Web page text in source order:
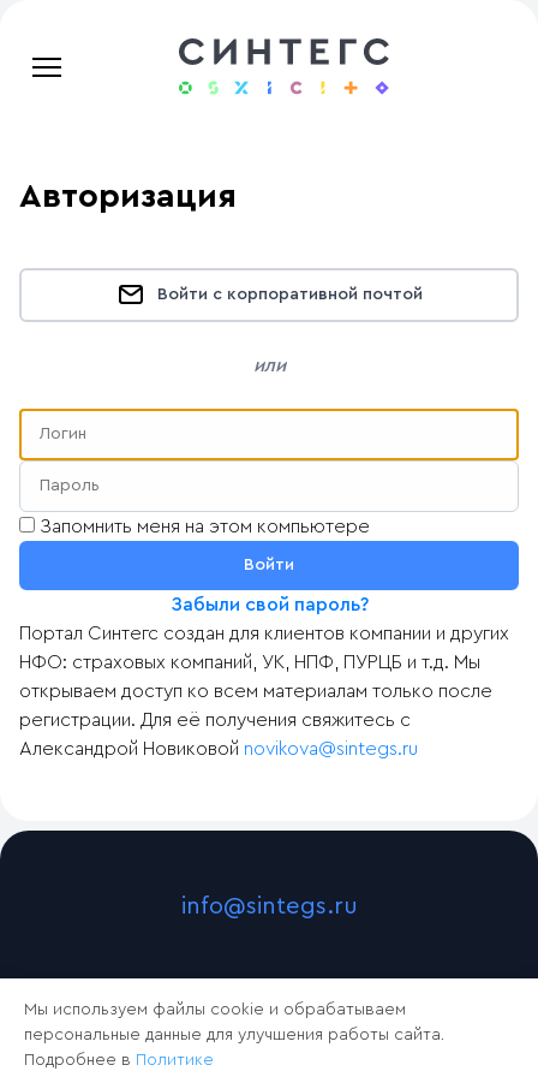
Авторизация
Войти с корпоративной почтой
или
Запомнить меня на этом компьютере
Забыли свой пароль?
Портал Синтегс создан для клиентов компании и других
НФО: страховых компаний, УК, НПФ, ПУРЦБ и т.д. Мы
открываем доступ ко всем материалам только после
регистрации. Для её получения свяжитесь с
Александрой Новиковой novikova@sintegs.ru
info@sintegs.ru
Мы используем файлы cookie и обрабатываем
персональные данные для улучшения работы сайта.
Подробнее в Политике